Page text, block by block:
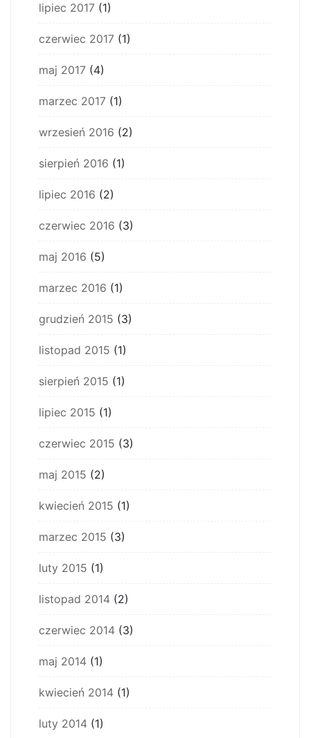
lipiec 2017 (1)
czerwiec 2017 (1)
maj 2017 (4)
marzec 2017 (1)
wrzesień 2016 (2)
sierpień 2016 (1)
lipiec 2016 (2)
czerwiec 2016 (3)
maj 2016 (5)
marzec 2016 (1)
grudzień 2015 (3)
listopad 2015 (1)
sierpień 2015 (1)
lipiec 2015 (1)
czerwiec 2015 (3)
maj 2015 (2)
kwiecień 2015 (1)
marzec 2015 (3)
luty 2015 (1)
listopad 2014 (2)
czerwiec 2014 (3)
maj 2014 (1)
kwiecień 2014 (1)
luty 2014 (1)